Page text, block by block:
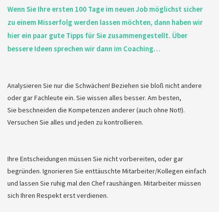
Wenn Sie Ihre ersten 100 Tage im neuen Job möglichst sicher
zu einem Misserfolg werden lassen möchten, dann haben wir
hier ein paar gute Tipps für Sie zusammengestellt. Über
bessere Ideen sprechen wir dann im Coaching…
Analysieren Sie nur die Schwächen! Beziehen sie bloß nicht andere
oder gar Fachleute ein. Sie wissen alles besser. Am besten,
Sie beschneiden die Kompetenzen anderer (auch ohne Not!).
Versuchen Sie alles und jeden zu kontrollieren.
Ihre Entscheidungen müssen Sie nicht vorbereiten, oder gar
begründen. Ignorieren Sie enttäuschte Mitarbeiter/Kollegen einfach
und lassen Sie ruhig mal den Chef raushängen. Mitarbeiter müssen
sich Ihren Respekt erst verdienen.